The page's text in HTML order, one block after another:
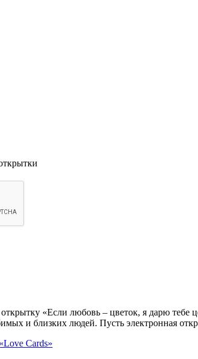
«Если любовь – цветок, я дарю
и близких людей. Пусть электронная
«Love Cards»